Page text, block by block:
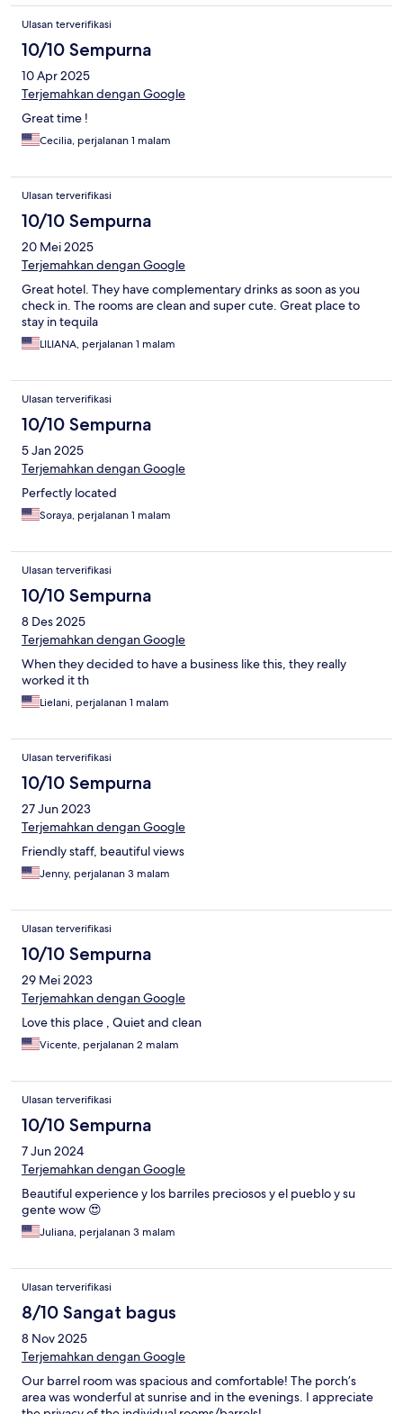
Ulasan terverifikasi
10/10 Sempurna
10 Apr 2025
Terjemahkan dengan Google
Great time !
Cecilia, perjalanan 1 malam
Ulasan terverifikasi
10/10 Sempurna
20 Mei 2025
Terjemahkan dengan Google
Great hotel. They have complementary drinks as soon as you
check in. The rooms are clean and super cute. Great place to
stay in tequila
LILIANA, perjalanan 1 malam
Ulasan terverifikasi
10/10 Sempurna
5 Jan 2025
Terjemahkan dengan Google
Perfectly located
Soraya, perjalanan 1 malam
Ulasan terverifikasi
10/10 Sempurna
8 Des 2025
Terjemahkan dengan Google
When they decided to have a business like this, they really
worked it th
Lielani, perjalanan 1 malam
Ulasan terverifikasi
10/10 Sempurna
27 Jun 2023
Terjemahkan dengan Google
Friendly staff, beautiful views
Jenny, perjalanan 3 malam
Ulasan terverifikasi
10/10 Sempurna
29 Mei 2023
Terjemahkan dengan Google
Love this place , Quiet and clean
Vicente, perjalanan 2 malam
Ulasan terverifikasi
10/10 Sempurna
7 Jun 2024
Terjemahkan dengan Google
Beautiful experience y los barriles preciosos y el pueblo y su
gente wow 😍
Juliana, perjalanan 3 malam
Ulasan terverifikasi
8/10 Sangat bagus
8 Nov 2025
Terjemahkan dengan Google
Our barrel room was spacious and comfortable! The porch’s
area was wonderful at sunrise and in the evenings. I appreciate